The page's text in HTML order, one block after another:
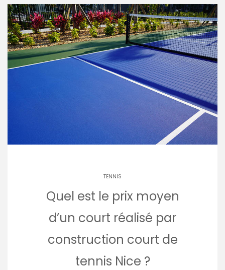
TENNIS
Quel est le prix moyen
d’un court réalisé par
construction court de
tennis Nice ?